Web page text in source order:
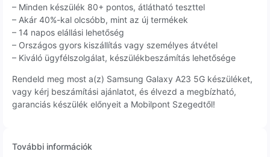
– Minden készülék 80+ pontos, átlátható teszttel
– Akár 40%-kal olcsóbb, mint az új termékek
– 14 napos elállási lehetőség
– Országos gyors kiszállítás vagy személyes átvétel
– Kiváló ügyfélszolgálat, készülékbeszámítás lehetősége
Rendeld meg most a(z) Samsung Galaxy A23 5G készüléket,
vagy kérj beszámítási ajánlatot, és élvezd a megbízható,
garanciás készülék előnyeit a Mobilpont Szegedtől!
További információk